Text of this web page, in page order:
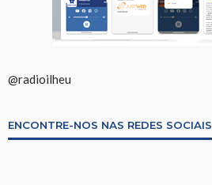
@radioilheu
ENCONTRE-NOS NAS REDES SOCIAIS